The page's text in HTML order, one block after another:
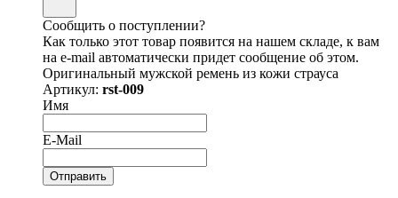
Сообщить о поступлении?
Как только этот товар появится на нашем складе, к вам
на e-mail автоматически придет сообщение об этом.
Оригинальный мужской ремень из кожи страуса
Артикул: rst-009
Имя
E-Mail